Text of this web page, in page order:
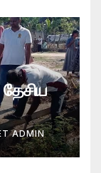
பணி.
ADMIN